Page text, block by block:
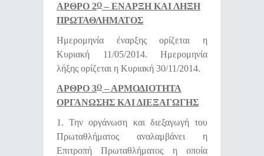
ΑΡΘΡΟ 2Ο – ΕΝΑΡΞΗ ΚΑΙ ΛΗΞΗ
ΠΡΩΤΑΘΛΗΜΑΤΟΣ
Ημερομηνία έναρξης ορίζεται η
Κυριακή 11/05/2014. Ημερομηνία
λήξης ορίζεται η Κυριακή 30/11/2014.
ΑΡΘΡΟ 3Ο – ΑΡΜΟΔΙΟΤΗΤΑ
ΟΡΓΑΝΩΣΗΣ ΚΑΙ ΔΙΕΞΑΓΩΓΗΣ
1. Την οργάνωση και διεξαγωγή του
Πρωταθλήματος αναλαμβάνει η
Επιτροπή Πρωταθλήματος η οποία